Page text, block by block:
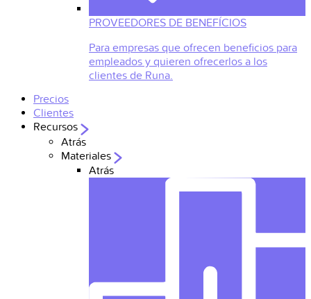
PROVEEDORES DE BENEFÍCIOS
Para empresas que ofrecen beneficios para
empleados y quieren ofrecerlos a los
clientes de Runa.
Precios
Clientes
Recursos
Atrás
Materiales
Atrás